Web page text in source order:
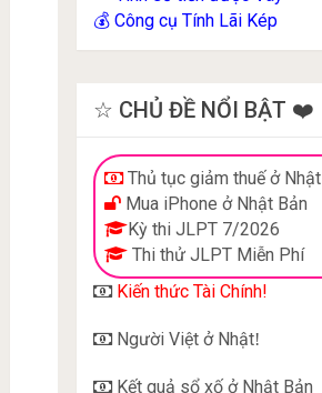
💰 Công cụ Tính Lãi Kép
☆ CHỦ ĐỀ NỔI BẬT ❤️
Thủ tục giảm thuế ở Nhật
Mua iPhone ở Nhật Bản
Kỳ thi JLPT 7/2026
Thi thử JLPT Miễn Phí
Kiến thức Tài Chính!
Người Việt ở Nhật!
Kết quả sổ xố ở Nhật Bản